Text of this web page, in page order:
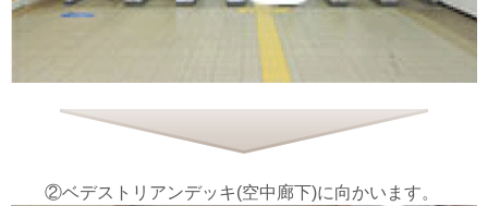
②ベデストリアンデッキ(空中廊下)に向かいます。